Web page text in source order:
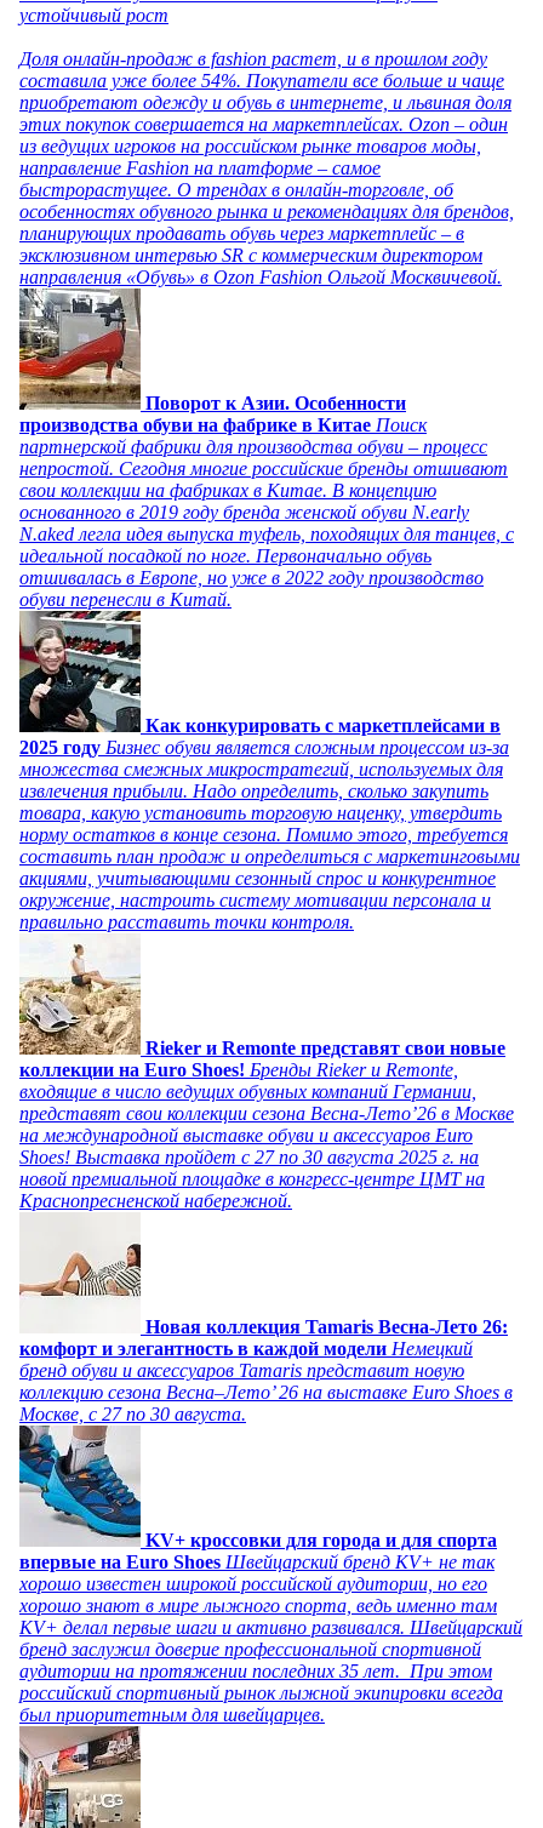
устойчивый рост
Доля онлайн-продаж в fashion растет, и в прошлом году
составила уже более 54%. Покупатели все больше и чаще
приобретают одежду и обувь в интернете, и львиная доля
этих покупок совершается на маркетплейсах. Ozon – один
из ведущих игроков на российском рынке товаров моды,
направление Fashion на платформе – самое
быстрорастущее. О трендах в онлайн-торговле, об
особенностях обувного рынка и рекомендациях для брендов,
планирующих продавать обувь через маркетплейс – в
эксклюзивном интервью SR с коммерческим директором
направления «Обувь» в Ozon Fashion Ольгой Москвичевой.
Поворот к Азии. Особенности
производства обуви на фабрике в Китае Поиск
партнерской фабрики для производства обуви – процесс
непростой. Сегодня многие российские бренды отшивают
свои коллекции на фабриках в Китае. В концепцию
основанного в 2019 году бренда женской обуви N.early
N.aked легла идея выпуска туфель, походящих для танцев, с
идеальной посадкой по ноге. Первоначально обувь
отшивалась в Европе, но уже в 2022 году производство
обуви перенесли в Китай.
Как конкурировать с маркетплейсами в
2025 году Бизнес обуви является сложным процессом из-за
множества смежных микростратегий, используемых для
извлечения прибыли. Надо определить, сколько закупить
товара, какую установить торговую наценку, утвердить
норму остатков в конце сезона. Помимо этого, требуется
составить план продаж и определиться с маркетинговыми
акциями, учитывающими сезонный спрос и конкурентное
окружение, настроить систему мотивации персонала и
правильно расставить точки контроля.
Rieker и Remonte представят свои новые
коллекции на Euro Shoes! Бренды Rieker и Remonte,
входящие в число ведущих обувных компаний Германии,
представят свои коллекции сезона Весна-Лето’26 в Москве
на международной выставке обуви и аксессуаров Euro
Shoes! Выставка пройдет c 27 по 30 августа 2025 г. на
новой премиальной площадке в конгресс-центре ЦМТ на
Краснопресненской набережной.
Новая коллекция Tamaris Весна-Лето 26:
комфорт и элегантность в каждой модели Немецкий
бренд обуви и аксессуаров Tamaris представит новую
коллекцию сезона Весна–Лето’ 26 на выставке Euro Shoes в
Москве, с 27 по 30 августа.
KV+ кроссовки для города и для спорта
впервые на Euro Shoes Швейцарский бренд KV+ не так
хорошо известен широкой российской аудитории, но его
хорошо знают в мире лыжного спорта, ведь именно там
KV+ делал первые шаги и активно развивался. Швейцарский
бренд заслужил доверие профессиональной спортивной
аудитории на протяжении последних 35 лет. При этом
российский спортивный рынок лыжной экипировки всегда
был приоритетным для швейцарцев.